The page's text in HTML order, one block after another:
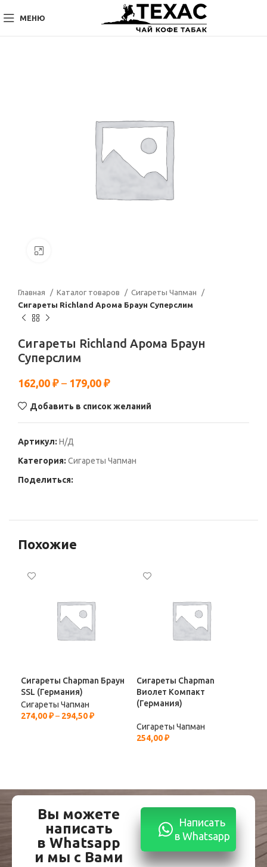
МЕНЮ
Главная Каталог товаров
Сигареты Чапман
Сигареты Richland Арома Браун Суперслим
Сигареты Richland Арома Браун
Суперслим
162,00 ₽ – 179,00 ₽
Добавить в список желаний
Артикул: Н/Д
Категория: Сигареты Чапман
Поделиться:
Похожие
Сигареты Chapman Браун
SSL (Германия)
Сигареты Чапман
274,00₽– 294,50₽
Сигареты Chapman
Виолет Компакт
(Германия)
Сигареты Чапман
254,00₽
Вы можете
написать
в Whatsapp
и мы с Вами
Написать
в Whatsapp